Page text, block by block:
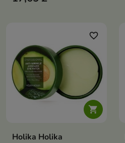
jej zdrowy blask

favorite_border
Holika Holika